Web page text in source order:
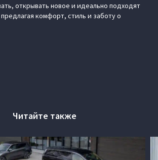
открывать новое и идеально подходят
комфорт, стиль и заботу о
Читайте также